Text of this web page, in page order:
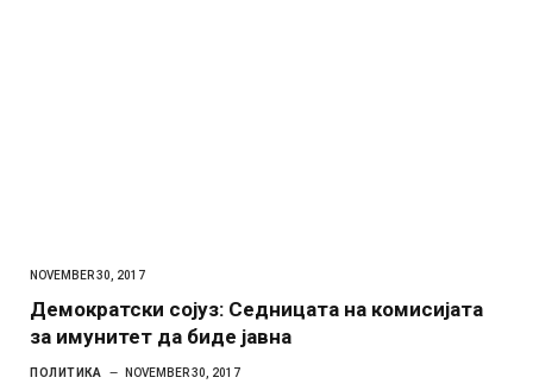
NOVEMBER 30, 2017
Демократски сојуз: Седницата на комисијата
за имунитет да биде јавна
ПОЛИТИКА NOVEMBER 30, 2017